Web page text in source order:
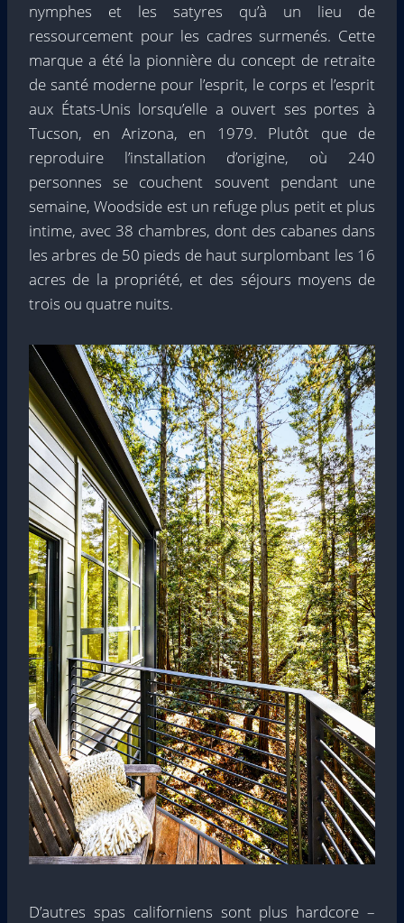
nymphes et les satyres qu’à un lieu de
ressourcement pour les cadres surmenés. Cette
marque a été la pionnière du concept de retraite
de santé moderne pour l’esprit, le corps et l’esprit
aux États-Unis lorsqu’elle a ouvert ses portes à
Tucson, en Arizona, en 1979. Plutôt que de
reproduire l’installation d’origine, où 240
personnes se couchent souvent pendant une
semaine, Woodside est un refuge plus petit et plus
intime, avec 38 chambres, dont des cabanes dans
les arbres de 50 pieds de haut surplombant les 16
acres de la propriété, et des séjours moyens de
trois ou quatre nuits.
D’autres spas californiens sont plus hardcore –